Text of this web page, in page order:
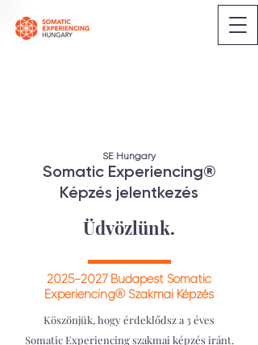
SE Hungary
Somatic Experiencing®
Képzés jelentkezés
Üdvözlünk.
2025-2027Budapest Somatic
Experiencing® Szakmai Képzés
Köszönjük, hogy érdeklődsz a 3 éves
Somatic Experiencing szakmai képzés iránt.